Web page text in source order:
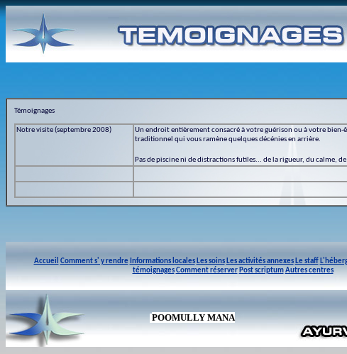
Témoignages
Notre visite (septembre 2008)
Un endroit entièrement consacré à votre guérison ou à votre bien-
traditionnel qui vous ramène quelques décénies en arrière.
Pas de piscine ni de distractions futiles... de la rigueur, du calme,
Accueil Comment s' y rendre Informations locales Les soins Les activités annexes Le staff
témoignages Comment réserver Post scriptum Autres centres
POOMULLY MANA